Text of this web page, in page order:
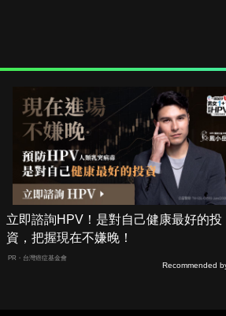
立即諮詢HPV！是對自己健康最好的投
資，把握現在不嫌晚！
PR・台灣癌症基金會
Recommended